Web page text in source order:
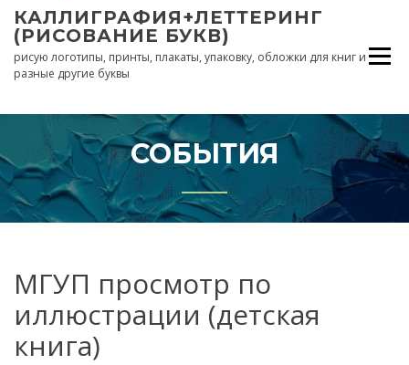
КАЛЛИГРАФИЯ+ЛЕТТЕРИНГ
(РИСОВАНИЕ БУКВ)
рисую логотипы, принты, плакаты, упаковку, обложки для книг и
разные другие буквы
СОБЫТИЯ
МГУП просмотр по
иллюстрации (детская
книга)